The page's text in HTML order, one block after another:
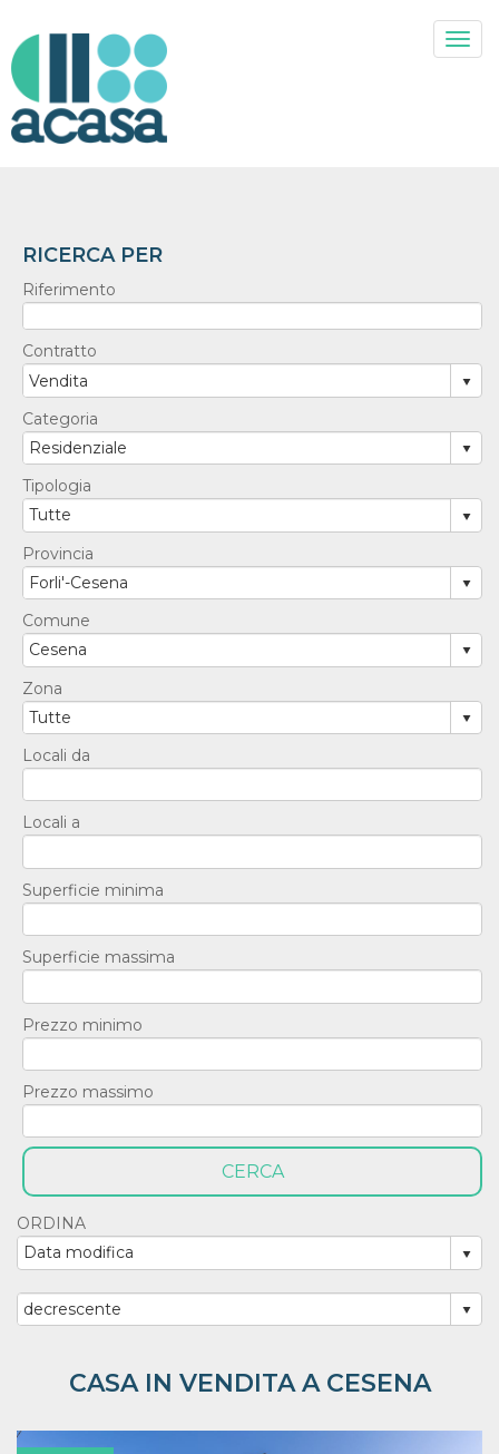
RICERCA PER
Riferimento
Contratto
Categoria
Tipologia
Provincia
Comune
Zona
Locali da
Locali a
Superficie minima
Superficie massima
Prezzo minimo
Prezzo massimo
ORDINA
CASA IN VENDITA A CESENA